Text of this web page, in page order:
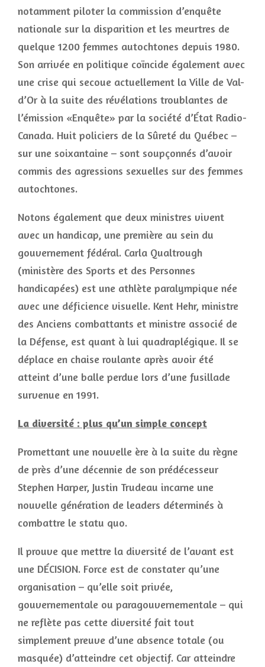
notamment piloter la commission d’enquête
nationale sur la disparition et les meurtres de
quelque 1200 femmes autochtones depuis 1980.
Son arrivée en politique coïncide également avec
une crise qui secoue actuellement la Ville de Val-
d’Or à la suite des révélations troublantes de
l’émission «Enquête» par la société d’État Radio-
Canada. Huit policiers de la Sûreté du Québec –
sur une soixantaine – sont soupçonnés d’avoir
commis des agressions sexuelles sur des femmes
autochtones.
Notons également que deux ministres vivent
avec un handicap, une première au sein du
gouvernement fédéral. Carla Qualtrough
(ministère des Sports et des Personnes
handicapées) est une athlète paralympique née
avec une déficience visuelle. Kent Hehr, ministre
des Anciens combattants et ministre associé de
la Défense, est quant à lui quadraplégique. Il se
déplace en chaise roulante après avoir été
atteint d’une balle perdue lors d’une fusillade
survenue en 1991.
La diversité : plus qu’un simple concept
Promettant une nouvelle ère à la suite du règne
de près d’une décennie de son prédécesseur
Stephen Harper, Justin Trudeau incarne une
nouvelle génération de leaders déterminés à
combattre le statu quo.
Il prouve que mettre la diversité de l’avant est
une DÉCISION. Force est de constater qu’une
organisation – qu’elle soit privée,
gouvernementale ou paragouvernementale – qui
ne reflète pas cette diversité fait tout
simplement preuve d’une absence totale (ou
masquée) d’atteindre cet objectif. Car atteindre